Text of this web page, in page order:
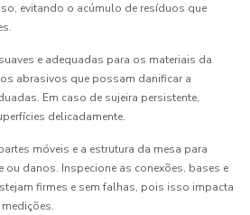
evitando o acúmulo de resíduos que
e adequadas para os materiais da
abrasivos que possam danificar a
Em caso de sujeira persistente,
delicadamente.
móveis e a estrutura da mesa para
danos. Inspecione as conexões, bases e
firmes e sem falhas, pois isso impacta